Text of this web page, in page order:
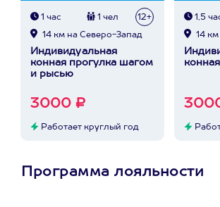
1 час 1 чел 12+
14 км на Северо-Запад
Индивидуальная
конная прогулка шагом
и рысью
3000 ₽
Работает круглый год
1,5
14
Программа лояльности